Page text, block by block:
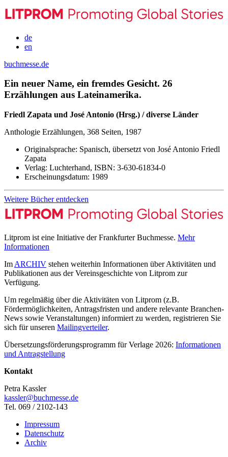
de
en
buchmesse.de
Ein neuer Name, ein fremdes Gesicht. 26
Erzählungen aus Lateinamerika.
Friedl Zapata und José Antonio (Hrsg.) / diverse Länder
Anthologie Erzählungen, 368 Seiten, 1987
Originalsprache: Spanisch, übersetzt von José Antonio Friedl
Zapata
Verlag: Luchterhand, ISBN: 3-630-61834-0
Erscheinungsdatum: 1989
Weitere Bücher entdecken
Litprom ist eine Initiative der Frankfurter Buchmesse. Mehr
Informationen
Im ARCHIV stehen weiterhin Informationen über Aktivitäten und
Publikationen aus der Vereinsgeschichte von Litprom zur
Verfügung.
Um regelmäßig über die Aktivitäten von Litprom (z.B.
Fördermöglichkeiten, Antragsfristen und andere relevante Branchen-
News sowie Veranstaltungen) informiert zu werden, registrieren Sie
sich für unseren Mailingverteiler.
Übersetzungsförderungsprogramm für Verlage 2026: Informationen
und Antragstellung
Kontakt
Petra Kassler
kassler@buchmesse.de
Tel. 069 / 2102-143
Impressum
Datenschutz
Archiv